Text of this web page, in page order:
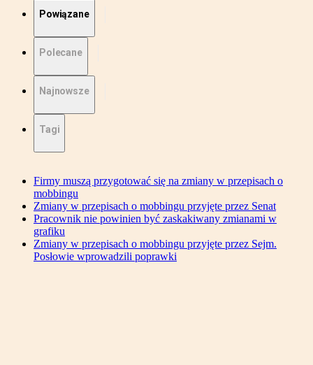
Powiązane
Polecane
Najnowsze
Tagi
Firmy muszą przygotować się na zmiany w przepisach o
mobbingu
Zmiany w przepisach o mobbingu przyjęte przez Senat
Pracownik nie powinien być zaskakiwany zmianami w
grafiku
Zmiany w przepisach o mobbingu przyjęte przez Sejm.
Posłowie wprowadzili poprawki